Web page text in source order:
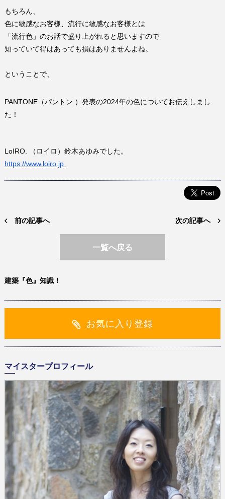
もちろん、
色に敏感なお客様、流行に敏感なお客様とは
「流行色」のお話で盛り上がれると思いますので
知っていて得はあっても損はありませんよね。
ということで、
PANTONE （パントン ）発表の2024年の色についてお伝えしまし
た！
LoIRO.
（ロイロ）鈴木あゆみでした。
https://www.loiro.jp
前の記事へ 次の記事へ
一覧へ戻る
建築『色』知識！
お気に入り登録
マイスタープロフィール